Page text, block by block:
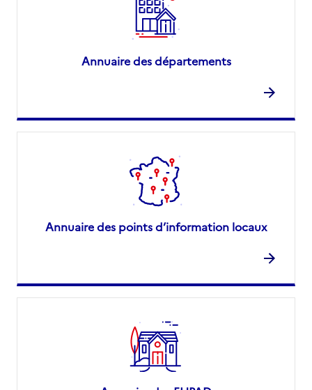
Annuaire des départements
Annuaire des points d’information locaux